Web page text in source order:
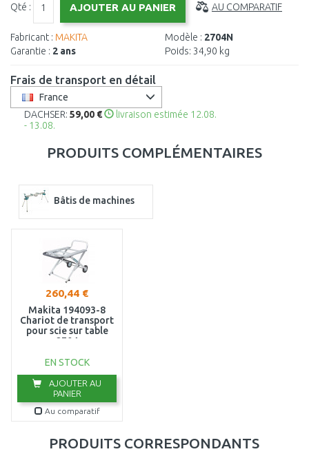
Qté : AU COMPARATIF
Fabricant : MAKITA
Garantie : 2 ans
Modèle : 2704N
Poids: 34,90 kg
Frais de transport en détail
France
DACHSER: 59,00 €
livraison estimée 12.08.
- 13.08.
PRODUITS COMPLÉMENTAIRES
Bâtis de machines
260,44 €
Makita 194093-8
Chariot de transport
pour scie sur table
2704
EN STOCK
AJOUTER AU
PANIER
Au comparatif
PRODUITS CORRESPONDANTS